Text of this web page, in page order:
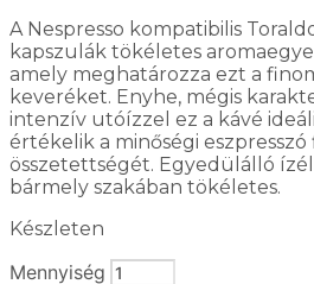
A Nespresso kompatibilis
kapszulák tökéletes
amely meghatározza ezt a
keveréket. Enyhe, mégis
intenzív utóízzel ez a kávé
értékelik a minőségi eszpresszó
összetettségét. Egyedülálló
bármely szakában tökéletes.
Készleten
Mennyiség